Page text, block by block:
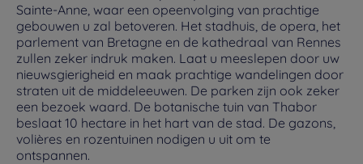
Sainte-Anne, waar een opeenvolging van prachtige
gebouwen u zal betoveren. Het stadhuis, de opera, het
parlement van Bretagne en de kathedraal van Rennes
zullen zeker indruk maken. Laat u meeslepen door uw
nieuwsgierigheid en maak prachtige wandelingen door
straten uit de middeleeuwen. De parken zijn ook zeker
een bezoek waard. De botanische tuin van Thabor
beslaat 10 hectare in het hart van de stad. De gazons,
volières en rozentuinen nodigen u uit om te
ontspannen.